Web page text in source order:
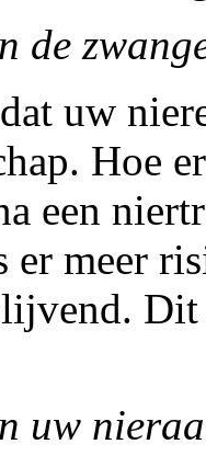
de
uw
Hoe
een
meer
Dit
uw